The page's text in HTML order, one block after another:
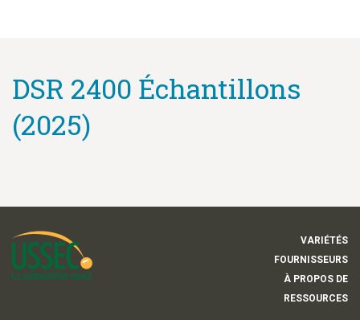
DSR 2400 Échantillons
(2025)
VARIÉTÉS
FOURNISSEURS
À PROPOS DE
RESSOURCES